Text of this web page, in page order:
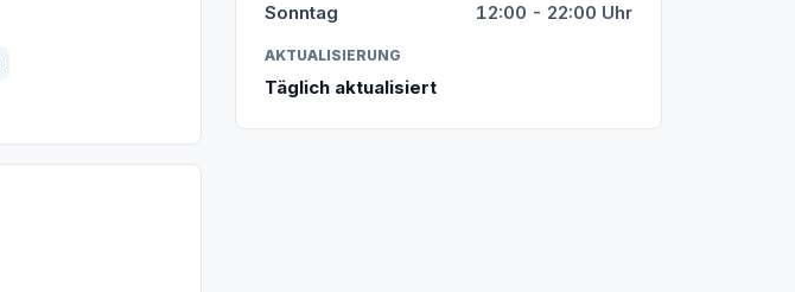
Sonntag
12:00 - 22:00 Uhr
AKTUALISIERUNG
Täglich aktualisiert